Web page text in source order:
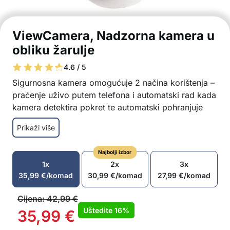
ViewCamera, Nadzorna kamera u
obliku žarulje
4.6 / 5
Sigurnosna kamera omogućuje 2 načina korištenja –
praćenje uživo putem telefona i automatski rad kada
kamera detektira pokret te automatski pohranjuje
snimku i šalje upozorenje!
Žarulja i nadzorna kamera u jednom
Sigurnosna kamera na žarulji ima standardni
Jednostavno se montira na navoj stropnog
priključka, na stolnu lampu itd.
Kamerom se može upravljati putem aplikacije na
telefonu
Pogledajte sobu uživo i pomaknite kameru na
Prikaži više
1x
35,99€/komad
Najbolji izbor
2x
30,99 €/komad
3x
27,99€/komad
Cijena:42,99€
35,99 € Uštedite 16%